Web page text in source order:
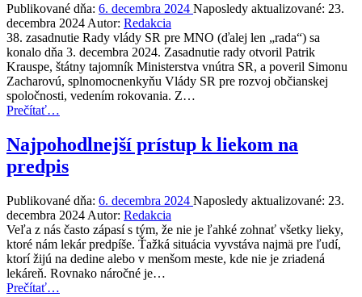
Publikované dňa: 6. decembra 2024 Naposledy aktualizované: 23.
decembra 2024 Autor: Redakcia
38. zasadnutie Rady vlády SR pre MNO (ďalej len „rada“) sa
konalo dňa 3. decembra 2024. Zasadnutie rady otvoril Patrik
Krauspe, štátny tajomník Ministerstva vnútra SR, a poveril Simonu
Zacharovú, splnomocnenkyňu Vlády SR pre rozvoj občianskej
spoločnosti, vedením rokovania. Z…
Prečítať“Z
zasadnutia
Rady
vlády
pre
MNO”
…
Najpohodlnejší prístup k liekom na
predpis
Publikované dňa: 6. decembra 2024 Naposledy aktualizované: 23.
decembra 2024 Autor: Redakcia
Veľa z nás často zápasí s tým, že nie je ľahké zohnať všetky lieky,
ktoré nám lekár predpíše. Ťažká situácia vyvstáva najmä pre ľudí,
ktorí žijú na dedine alebo v menšom meste, kde nie je zriadená
lekáreň. Rovnako náročné je…
Prečítať“Najpohodlnejší
…